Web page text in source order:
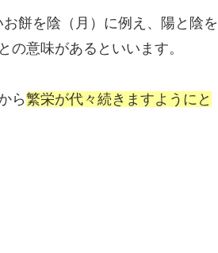
餅を陰（月）に例え、陽と陰を
の意味があるといいます。
ら繁栄が代々続きますようにと